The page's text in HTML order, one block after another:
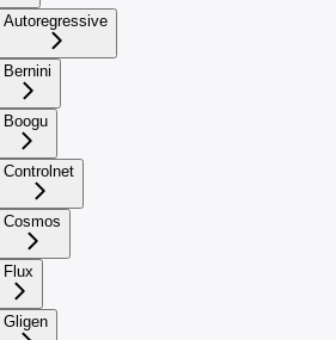
Autoregressive
Bernini
Boogu
Controlnet
Cosmos
Flux
Gligen